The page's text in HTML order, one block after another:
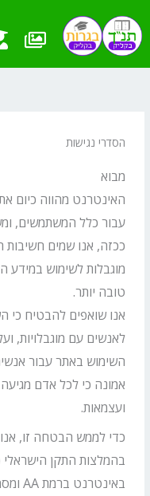
לתוכן
הסדרי נגישות
מבוא
האינטרנט מהווה כיום
עבור כלל המשתמשים,
ככזה, אנו שמים
מוגבלות לשימוש במידע
טובה יותר.
אנו שואפים להבטיח כי
לאנשים עם מוגבלויות,
השימוש באתר עבור
אמונה כי לכל אדם מגיעה
ועצמאות.
כדי לממש הבטחה זו,
באינטרנט ברמת AA ומסמך WCAG2.1 הבינלאומי.